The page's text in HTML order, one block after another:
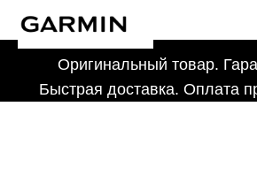
Оригинальный товар. Гарантия 1 год.
Быстрая доставка. Оплата при получении.